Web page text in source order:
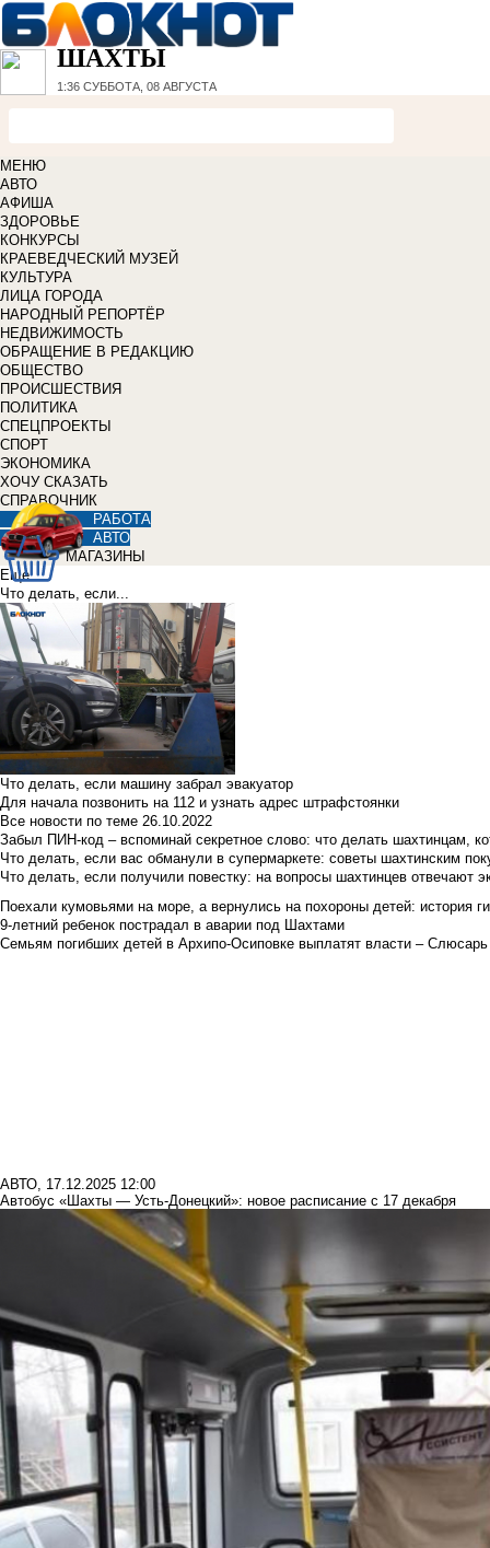
ШАХТЫ
1:36 СУББОТА, 08 АВГУСТА
МЕНЮ
АВТО
АФИША
ЗДОРОВЬЕ
КОНКУРСЫ
КРАЕВЕДЧЕСКИЙ МУЗЕЙ
КУЛЬТУРА
ЛИЦА ГОРОДА
НАРОДНЫЙ РЕПОРТЁР
НЕДВИЖИМОСТЬ
ОБРАЩЕНИЕ В РЕДАКЦИЮ
ОБЩЕСТВО
ПРОИСШЕСТВИЯ
ПОЛИТИКА
СПЕЦПРОЕКТЫ
СПОРТ
ЭКОНОМИКА
ХОЧУ СКАЗАТЬ
СПРАВОЧНИК
РАБОТА
АВТО
МАГАЗИНЫ
Еще
Что делать, если...
Что делать, если машину забрал эвакуатор
Для начала позвонить на 112 и узнать адрес штрафстоянки
Все новости по теме 26.10.2022
Забыл ПИН-код – вспоминай секретное слово: что делать шахтинцам,
Что делать, если вас обманули в супермаркете: советы шахтинским
Что делать, если получили повестку: на вопросы шахтинцев отвечают
Поехали кумовьями на море, а вернулись на похороны детей: история
9-летний ребенок пострадал в аварии под Шахтами
Семьям погибших детей в Архипо-Осиповке выплатят власти – Слюсарь
АВТО, 17.12.2025 12:00
Автобус «Шахты — Усть-Донецкий»: новое расписание с 17 декабря